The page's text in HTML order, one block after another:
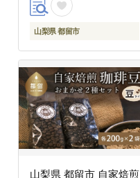
茶店 プレゼント お祝い
マ 香り コク 深み 芳醇
リフレッシュ カフェイ
ン 高級 マイルドブレン
ド ケニア サントス モ
カ マンデリン カフェ
山梨県 都留市
山梨県 都留市 自家焙煎